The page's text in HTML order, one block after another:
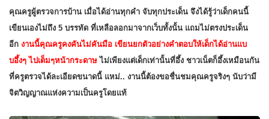
คุณครูผู้ตรวจการบ้าน เมื่อได้อ่านทุกคำ จับทุกประเด็น จึงได้รู้ว่าเด็กคนนี้
เขียนเองไม่ถึง 5 บรรทัด ที่เหลือลอกมาจากเว็บทั้งนั้น แถมไม่ตรงประเด็น
อีก งานนี้คุณครูคงคันไม่คันมือ เขียนยกตัวอย่างคำตอบให้เด็กได้อ่านแบ
บอึ้งๆ ไปเต็มๆหน้ากระดาษ ไม่เพียงแต่เด็กเท่านั้นที่อึ้ง ชาวเน็ตก็อึ้งเหมือนกัน
ที่ครูตรวจได้ละเอียดขนาดนี้ แหม่.. งานนี้ต้องขอชื่นชมคุณครูจริงๆ นับว่ามี
จิตวิญญาณแห่งความเป็นครูโดยแท้